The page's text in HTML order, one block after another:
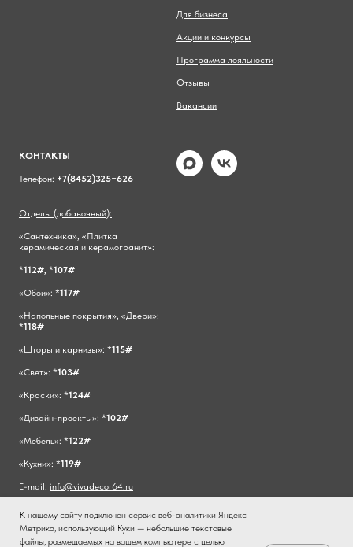
К нашему сайту подключен сервис веб-аналитики Яндекс
Метрика, использующий Куки — небольшие текстовые
файлы, размещаемых на вашем компьютере с целью
Для бизнеса
Акции и конкурсы
Программа лояльности
Отзывы
Вакансии
КОНТАКТЫ
Телефон: +7(8452)325−626
Отделы (добавочный):
«Сантехника», «Плитка
керамическая и керамогранит»:
*112#, *107#
«Обои»: *117#
«Напольные покрытия», «Двери»:
*118#
«Шторы и карнизы»: *115#
«Свет»: *103#
«Краски»: *124#
«Дизайн-проекты»: *102#
«Мебель»: *122#
«Кухни»: *119#
E-mail: info@vivadecor64.ru